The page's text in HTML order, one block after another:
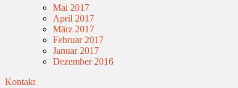
Mai 2017
April 2017
März 2017
Februar 2017
Januar 2017
Dezember 2016
Kontakt